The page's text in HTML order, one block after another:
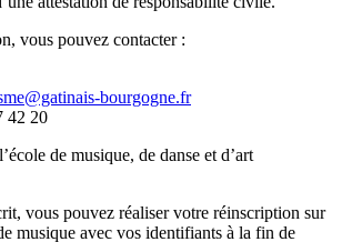
vous pouvez contacter :
bourgogne.fr
42 20
de musique, de danse et d’art
vous pouvez réaliser votre réinscription sur
musique avec vos identifiants à la fin de